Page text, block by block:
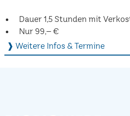
Dauer 1,5 Stunden mit
Nur 99,– €
❱ Weitere Infos & Termine